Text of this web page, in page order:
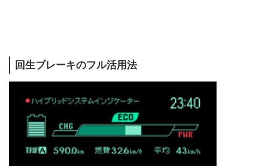
回生ブレーキのフル活用法